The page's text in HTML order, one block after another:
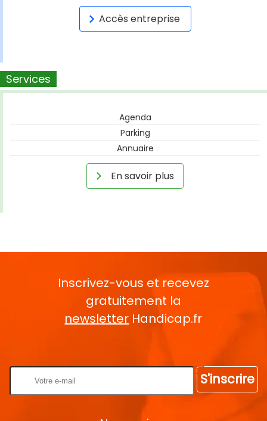
Accès entreprise
Services
Agenda
Parking
Annuaire
En savoir plus
Inscrivez-vous et recevez
gratuitement la
newsletter Handicap.fr
S'inscrire